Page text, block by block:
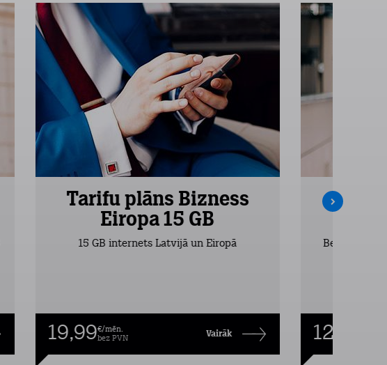
Tarifu plāns Bizness
Eiropa 15 GB
15 GB internets Latvijā un Eiropā
19,99€/mēn.
bez PVN
Vairāk
Bezlimita
12,99